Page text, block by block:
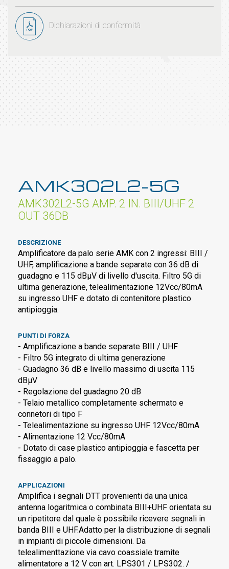
Dichiarazioni di conformità
AMK302L2-5G
AMK302L2-5G AMP. 2 IN. BIII/UHF 2
OUT 36DB
DESCRIZIONE
Amplificatore da palo serie AMK con 2 ingressi: BIII /
UHF, amplificazione a bande separate con 36 dB di
guadagno e 115 dBµV di livello d'uscita. Filtro 5G di
ultima generazione, telealimentazione 12Vcc/80mA
su ingresso UHF e dotato di contenitore plastico
antipioggia.
PUNTI DI FORZA
- Amplificazione a bande separate BIII / UHF
- Filtro 5G integrato di ultima generazione
- Guadagno 36 dB e livello massimo di uscita 115
dBµV
- Regolazione del guadagno 20 dB
- Telaio metallico completamente schermato e
connetori di tipo F
- Telealimentazione su ingresso UHF 12Vcc/80mA
- Alimentazione 12 Vcc/80mA
- Dotato di case plastico antipioggia e fascetta per
fissaggio a palo.
APPLICAZIONI
Amplifica i segnali DTT provenienti da una unica
antenna logaritmica o combinata BIII+UHF orientata su
un ripetitore dal quale è possibile ricevere segnali in
banda BIII e UHF.Adatto per la distribuzione di segnali
in impianti di piccole dimensioni. Da
telealimenttazione via cavo coassiale tramite
alimentatore a 12 V con art. LPS301 / LPS302. /